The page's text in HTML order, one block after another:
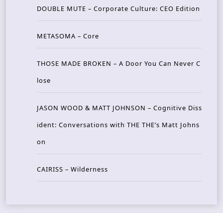
DOUBLE MUTE – Corporate Culture: CEO Edition
METASOMA – Core
THOSE MADE BROKEN – A Door You Can Never C
lose
JASON WOOD & MATT JOHNSON – Cognitive Diss
ident: Conversations with THE THE’s Matt Johns
on
CAIRISS – Wilderness